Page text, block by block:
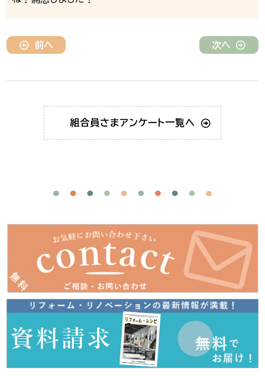
前へ 次へ
組合員さまアンケート一覧へ